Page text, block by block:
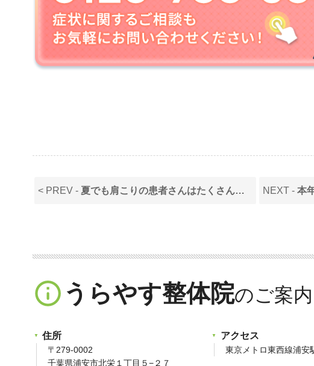
< PREV - 夏でも肩こりの患者さんはたくさん… NEXT -本
info_outline うらやす整体院
住所
〒279-0002
千葉県浦安市北栄１丁目５−２７
アクセス
東京メトロ東西線浦安